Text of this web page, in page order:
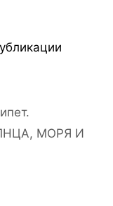
МОРЯ И